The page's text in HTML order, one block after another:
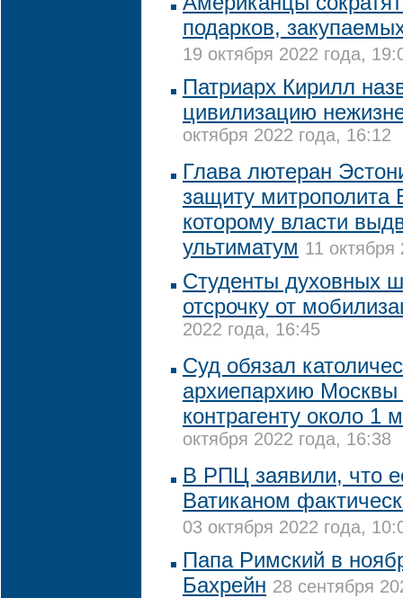
подарков,
19 октября 2022 года,
Патриарх Кирилл
цивилизацию
октября 2022 года, 16:12
Глава лютеран
защиту митрополита
которому власти
ультиматум 11
Студенты духовных
отсрочку от
2022 года, 16:45
Суд обязал
архиепархию Москвы
контрагенту около 1
октября 2022 года, 16:38
В РПЦ заявили, что
Ватиканом
03 октября 2022 года,
Папа Римский в
Бахрейн 28 сентября